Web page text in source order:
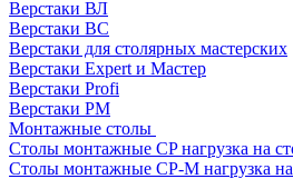
Верстаки ВЛ
Верстаки ВС
Верстаки для столярных мастерских
Верстаки Expert и Мастер
Верстаки Profi
Верстаки РМ
Монтажные столы
Столы монтажные СP нагрузка на
Столы монтажные СР-М нагрузка